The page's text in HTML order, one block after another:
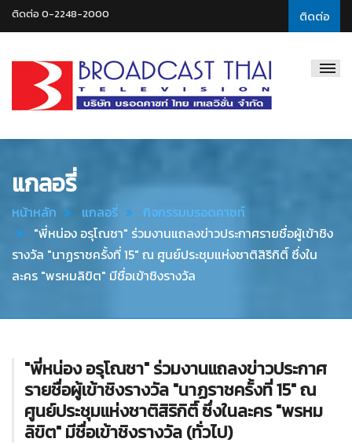
ติดต่อ
ติดต่อ 0-2248-2000
Thai
แกลอรี่
หน้าหลัก แกลอรี่
กิจกรรมบรอดคาซท์
"พี่หน่อง อรุโณชา" ร่วมงานแถลงข่าวประกาศรายชื่อผู้เข้าชิง
รางวัล "นาฏราชครั้งที่ 15" ณ ศูนย์ประชุมแห่งชาติสิริกิติ์ ซึ่งใน
ละคร "พรหมลิขิต" มีชื่อเข้าชิงรางวัล
"พี่หน่อง อรุโณชา" ร่วมงานแถลงข่าวประกาศ
รายชื่อผู้เข้าชิงรางวัล "นาฏราชครั้งที่ 15" ณ
ศูนย์ประชุมแห่งชาติสิริกิติ์ ซึ่งในละคร "พรหม
ลิขิต" มีชื่อเข้าชิงรางวัล (ทั่วไป)